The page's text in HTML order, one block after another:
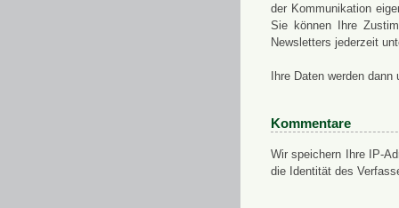
der Kommunikation
Sie können Ihre
Newsletters jederzeit
Ihre Daten werden
Kommentare
Wir speichern Ihre IP-
die Identität des